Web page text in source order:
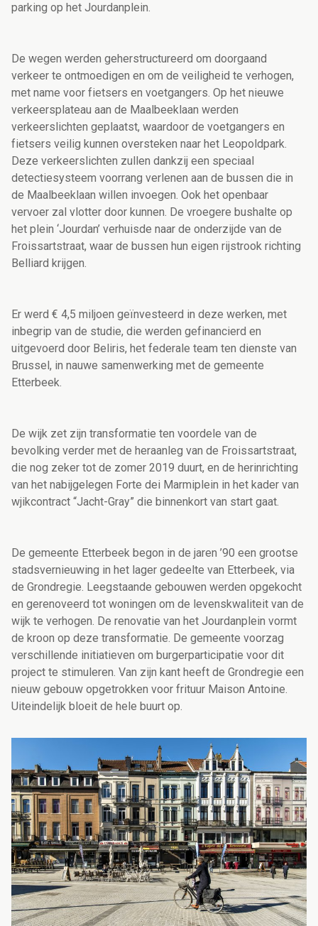
parking op het Jourdanplein.
De wegen werden geherstructureerd om doorgaand
verkeer te ontmoedigen en om de veiligheid te verhogen,
met name voor fietsers en voetgangers. Op het nieuwe
verkeersplateau aan de Maalbeeklaan werden
verkeerslichten geplaatst, waardoor de voetgangers en
fietsers veilig kunnen oversteken naar het Leopoldpark.
Deze verkeerslichten zullen dankzij een speciaal
detectiesysteem voorrang verlenen aan de bussen die in
de Maalbeeklaan willen invoegen. Ook het openbaar
vervoer zal vlotter door kunnen. De vroegere bushalte op
het plein ‘Jourdan’ verhuisde naar de onderzijde van de
Froissartstraat, waar de bussen hun eigen rijstrook richting
Belliard krijgen.
Er werd € 4,5 miljoen geïnvesteerd in deze werken, met
inbegrip van de studie, die werden gefinancierd en
uitgevoerd door Beliris, het federale team ten dienste van
Brussel, in nauwe samenwerking met de gemeente
Etterbeek.
De wijk zet zijn transformatie ten voordele van de
bevolking verder met de heraanleg van de Froissartstraat,
die nog zeker tot de zomer 2019 duurt, en de herinrichting
van het nabijgelegen Forte dei Marmiplein in het kader van
wjikcontract “Jacht-Gray” die binnenkort van start gaat.
De gemeente Etterbeek begon in de jaren ’90 een grootse
stadsvernieuwing in het lager gedeelte van Etterbeek, via
de Grondregie. Leegstaande gebouwen werden opgekocht
en gerenoveerd tot woningen om de levenskwaliteit van de
wijk te verhogen. De renovatie van het Jourdanplein vormt
de kroon op deze transformatie. De gemeente voorzag
verschillende initiatieven om burgerparticipatie voor dit
project te stimuleren. Van zijn kant heeft de Grondregie een
nieuw gebouw opgetrokken voor frituur Maison Antoine.
Uiteindelijk bloeit de hele buurt op.